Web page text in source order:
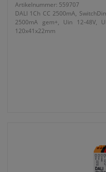
Artikelnummer: 559707
DALI 1Ch CC 2500mA,
2500mA gem+, Uin 12-48V,
120x41x22mm